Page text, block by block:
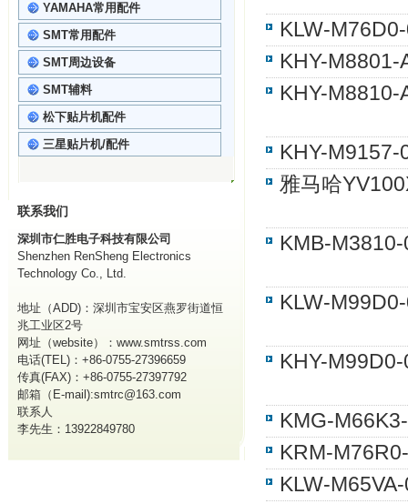
YAMAHA常用配件
SMT常用配件
SMT周边设备
SMT辅料
松下贴片机配件
三星贴片机/配件
联系我们
深圳市仁胜电子科技有限公司
Shenzhen RenSheng Electronics
Technology Co., Ltd.
地址（ADD)：深圳市宝安区燕罗街道恒
兆工业区2号
网址（website）：www.smtrss.com
电话(TEL)：+86-0755-27396659
传真(FAX)：+86-0755-27397792
邮箱（E-mail):smtrc@163.com
联系人
李先生：13922849780
KLW-
KHY-
KHY-
KHY-
雅马哈
KMB-
KLW-
KHY-
KMG-
KRM-
KLW-